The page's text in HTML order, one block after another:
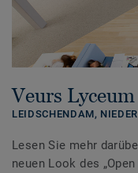
Veurs
LEIDSCHENDAM,
Lesen Sie mehr
neuen Look des